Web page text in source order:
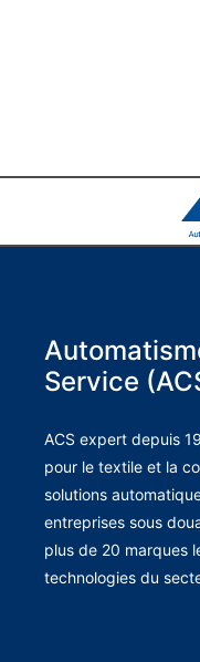
Service
ACS expert depuis
pour le textile et la
solutions
entreprises sous
plus de 20 marques
technologies du